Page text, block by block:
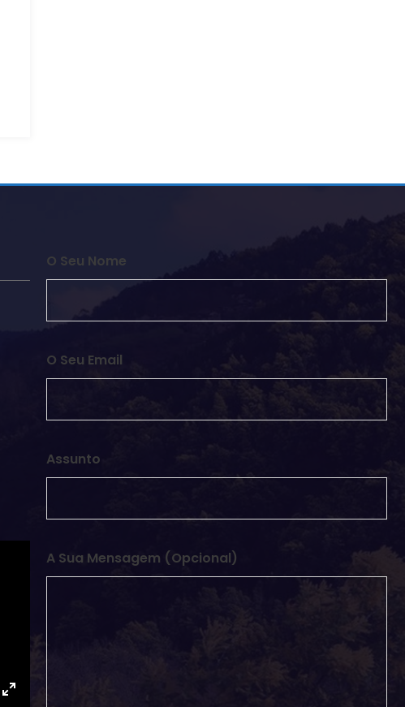
O Seu Nome
O Seu Email
Assunto
A Sua Mensagem (opcional)